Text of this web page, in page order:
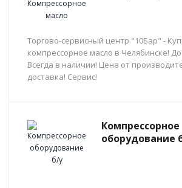
Торгово-сервисный центр "10Бар" -
компрессорное масло в Челябинске!
Всегда в наличии! Цена от
доставка! Сервис!
Компрессорное
оборудование